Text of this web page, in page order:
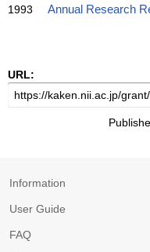
1993 Annual Research
URL:
Information
User Guide
FAQ